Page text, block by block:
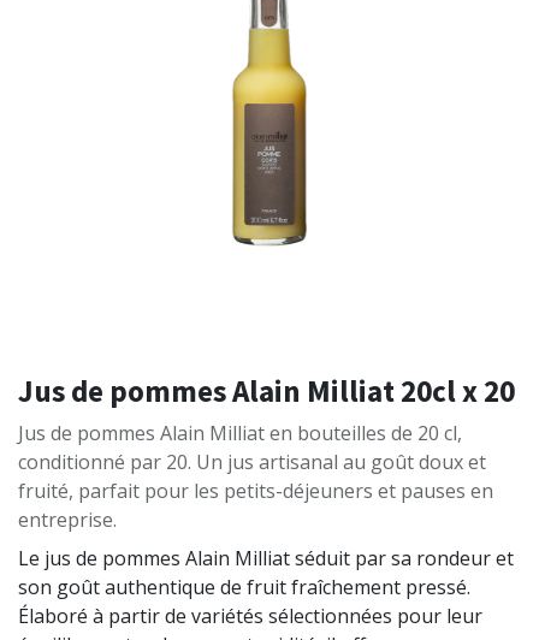
Jus de pommes Alain Milliat 20cl x 20
Jus de pommes Alain Milliat en bouteilles de 20 cl,
conditionné par 20. Un jus artisanal au goût doux et
fruité, parfait pour les petits-déjeuners et pauses en
entreprise.
Le jus de pommes Alain Milliat séduit par sa rondeur et
son goût authentique de fruit fraîchement pressé.
Élaboré à partir de variétés sélectionnées pour leur